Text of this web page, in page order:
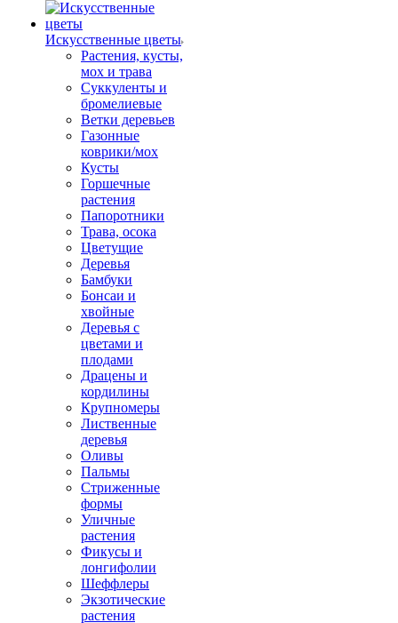
Искусственные цветы
Растения, кусты,
мох и трава
Суккуленты и
бромелиевые
Ветки деревьев
Газонные
коврики/мох
Кусты
Горшечные
растения
Папоротники
Трава, осока
Цветущие
Деревья
Бамбуки
Бонсаи и
хвойные
Деревья с
цветами и
плодами
Драцены и
кордилины
Крупномеры
Лиственные
деревья
Оливы
Пальмы
Стриженные
формы
Уличные
растения
Фикусы и
лонгифолии
Шеффлеры
Экзотические
растения